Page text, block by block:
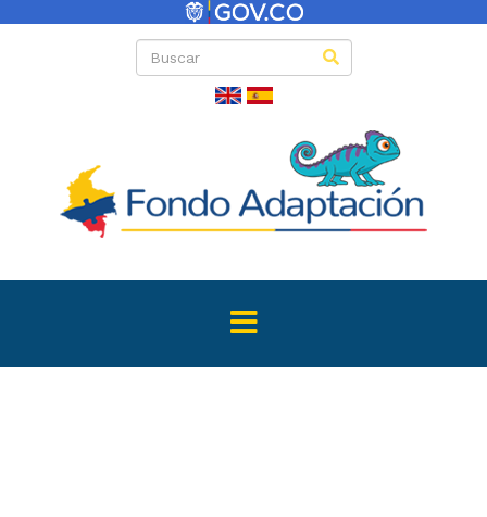
Directas